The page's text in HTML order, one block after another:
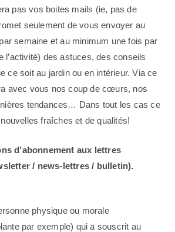
pas vos boites mails (ie, pas de
seulement de vous envoyer au
semaine et au minimum une fois par
l’activité) des astuces, des conseils
ce soit au jardin ou en intérieur. Via ce
avec vous nos coup de cœurs, nos
tendances… Dans tout les cas ce
fraîches et de qualités!
d’abonnement aux lettres
/ news-lettres / bulletin).
physique ou morale
par exemple) qui a souscrit au